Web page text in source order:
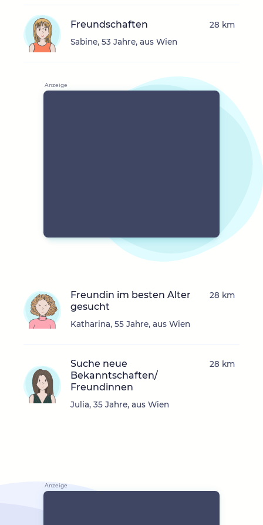
Freundschaften
Sabine, 53 Jahre, aus Wien
28 km
Freundin im besten Alter
gesucht
Katharina, 55 Jahre, aus Wien
28 km
Suche neue
Bekanntschaften/
Freundinnen
Julia, 35 Jahre, aus Wien
28 km